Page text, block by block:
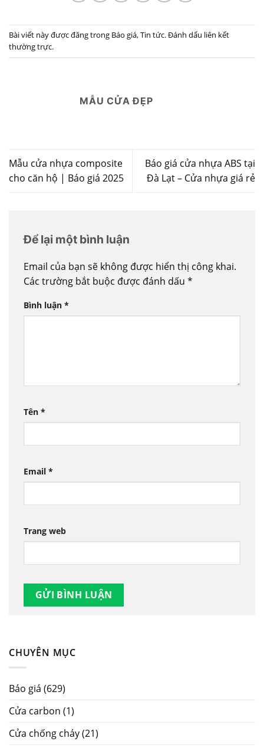
CHUYÊN MỤC
Báo giá (629)
Cửa carbon (1)
Cửa chống cháy(21)
Bài viết này được đăng trong Báo giá,Tin tức. Đánh dấu liên kết
thường trực.
MẪU CỬA ĐẸP
Mẫu cửa nhựa composite
cho căn hộ | Báo giá 2025
Báo giá cửa nhựa ABS tại
Đà Lạt – Cửa nhựa giá rẻ
Để lại một bình luận
Email của bạn sẽ không được hiển thị công khai.
Các trường bắt buộc được đánh dấu *
Bình luận *
Tên *
Email *
Trang web